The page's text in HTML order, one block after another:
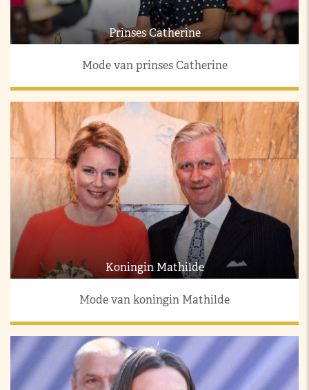
Prinses Catherine
Mode van prinses Catherine
Koningin Mathilde
Mode van koningin Mathilde